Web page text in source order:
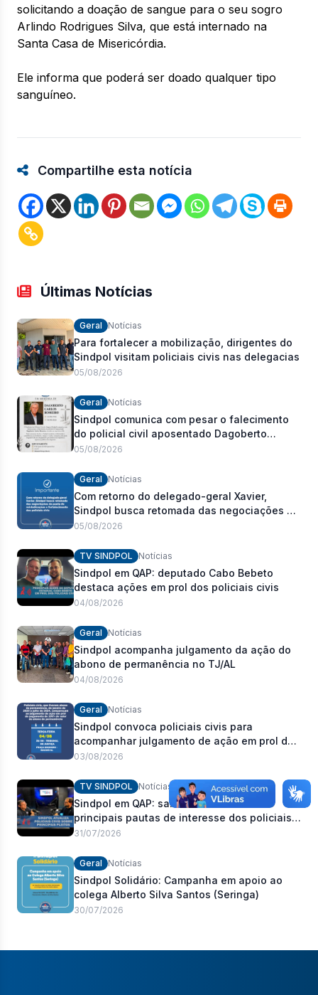
solicitando a doação de sangue para o seu sogro
Arlindo Rodrigues Silva, que está internado na
Santa Casa de Misericórdia.
Ele informa que poderá ser doado qualquer tipo
sanguíneo.
Compartilhe esta notícia
Últimas Notícias
Geral Notícias
Para fortalecer a mobilização, dirigentes do
Sindpol visitam policiais civis nas delegacias
05/08/2026
Geral Notícias
Sindpol comunica com pesar o falecimento
do policial civil aposentado Dagoberto
Carlos Romeiro
05/08/2026
Geral Notícias
Com retorno do delegado-geral Xavier,
Sindpol busca retomada das negociações da
pauta de reivindicações e fortalecimento dos
05/08/2026
TV SINDPOL Notícias
Sindpol em QAP: deputado Cabo Bebeto
destaca ações em prol dos policiais civis
04/08/2026
Geral Notícias
Sindpol acompanha julgamento da ação do
abono de permanência no TJ/AL
04/08/2026
Geral Notícias
Sindpol convoca policiais civis para
acompanhar julgamento de ação em prol do
pagamento de 100% do abono de
03/08/2026
TV SINDPOL Notícias
Sindpol em QAP: saiba como estão as
principais pautas de interesse dos policiais
civis
31/07/2026
Geral Notícias
Sindpol Solidário: Campanha em apoio ao
colega Alberto Silva Santos (Seringa)
30/07/2026